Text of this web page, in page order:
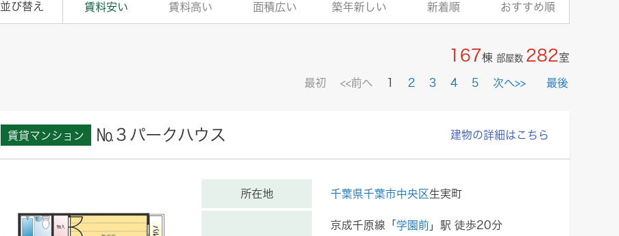
並び替え 賃料安い 賃料高い 面積広い 築年新しい 新着順 おすすめ順
167棟 部屋数 282室
最初 <<前へ 1 2 3 4 5 次へ>> 最後
賃貸マンション №３パークハウス 建物の詳細はこちら
所在地 千葉県千葉市中央区生実町
京成千原線「 学園前 」駅 徒歩20分